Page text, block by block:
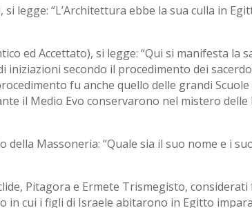
legge: “L’Architettura ebbe la sua culla in
ed Accettato), si legge: “Qui si manifesta la
secondo il procedimento dei
fu anche quello delle grandi
il Medio Evo conservarono nel mistero
della Massoneria: “Quale sia il suo nome e i
Pitagora e Ermete Trismegisto,
in cui i figli di Israele abitarono in Egitto